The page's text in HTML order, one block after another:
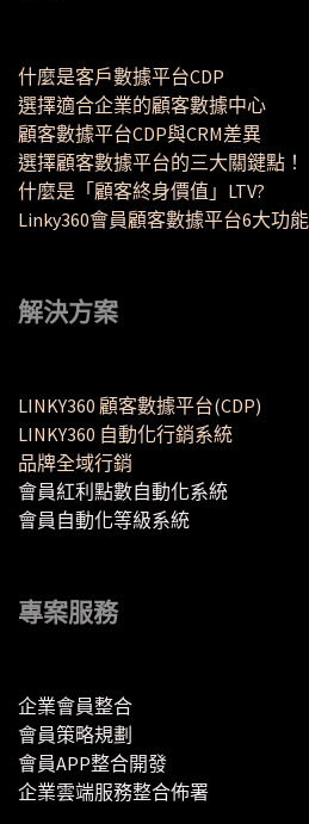
什麼是客戶數據平台CDP
選擇適合企業的顧客數據中心
顧客數據平台CDP與CRM差異
選擇顧客數據平台的三大關鍵點！
什麼是「顧客終身價值」LTV?
Linky360會員顧客數據平台6大功能
解決方案
LINKY360 顧客數據平台(CDP)
LINKY360 自動化行銷系統
品牌全域行銷
會員紅利點數自動化系統
會員自動化等級系統
專案服務
企業會員整合
會員策略規劃
會員APP整合開發
企業雲端服務整合佈署